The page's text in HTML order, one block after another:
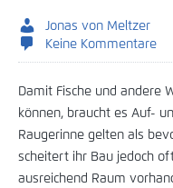
Jonas von Meltzer
Keine Kommentare
Damit Fische und andere
können, braucht es Auf-
Raugerinne gelten als
scheitert ihr Bau jedoch
ausreichend Raum